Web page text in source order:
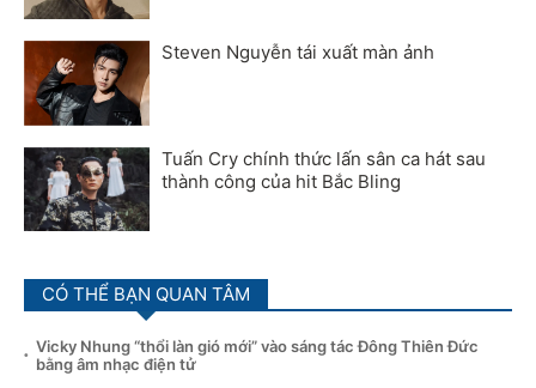
Steven Nguyễn tái xuất màn ảnh
Tuấn Cry chính thức lấn sân ca hát sau
thành công của hit Bắc Bling
CÓ THỂ BẠN QUAN TÂM
Vicky Nhung “thổi làn gió mới” vào sáng tác Đông Thiên Đức
bằng âm nhạc điện tử